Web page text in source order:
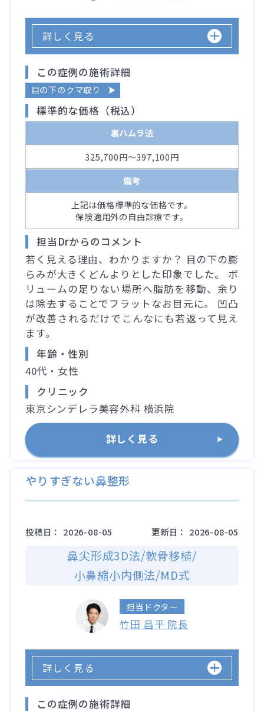
詳しく見る
この症例の施術詳細
目の下のクマ取り
標準的な価格（税込）
裏ハムラ法
325,700円～397,100円
備考
上記は価格標準的な価格です。
保険適用外の自由診療です。
担当Drからのコメント
若く見える理由、わかりますか？ 目の下の膨
らみが大きくどんよりとした印象でした。 ボ
リュームの足りない場所へ脂肪を移動、余り
は除去することでフラットなお目元に。 凹凸
が改善されるだけでこんなにも若返って見え
ます。
年齢・性別
40代・女性
クリニック
東京シンデレラ美容外科 横浜院
詳しく見る
やりすぎない鼻整形
投稿日： 2026-08-05 更新日： 2026-08-05
鼻尖形成3D法/軟骨移植/
小鼻縮小内側法/MD式
担当ドクター
竹田 昌平 院長
詳しく見る
この症例の施術詳細